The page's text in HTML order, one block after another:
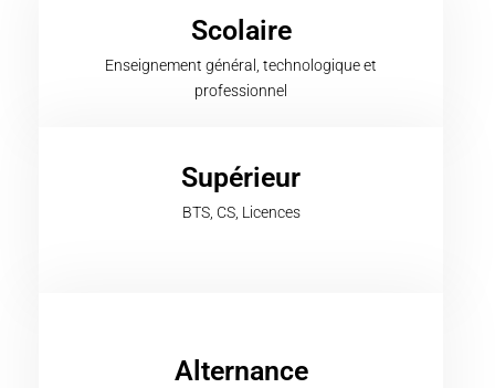
Scolaire
Enseignement général, technologique et
professionnel
Supérieur
BTS, CS, Licences
Alternance